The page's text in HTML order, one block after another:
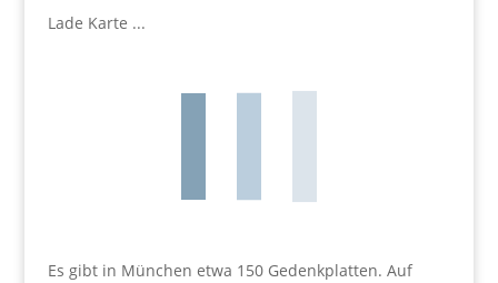
Lade Karte ...
Es gibt in München etwa 150 Gedenkplatten. Auf